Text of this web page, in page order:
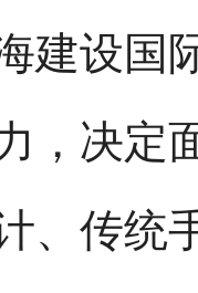
建设国
，决定
、传统